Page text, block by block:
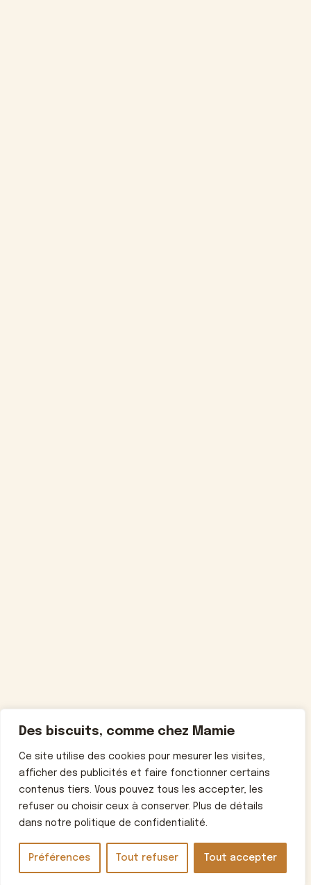
Des biscuits, comme chez Mamie
Ce site utilise des cookies pour mesurer les visites,
afficher des publicités et faire fonctionner certains
contenus tiers. Vous pouvez tous les accepter, les
refuser ou choisir ceux à conserver. Plus de détails
dans notre politique de confidentialité.
Préférences Tout refuser Tout accepter